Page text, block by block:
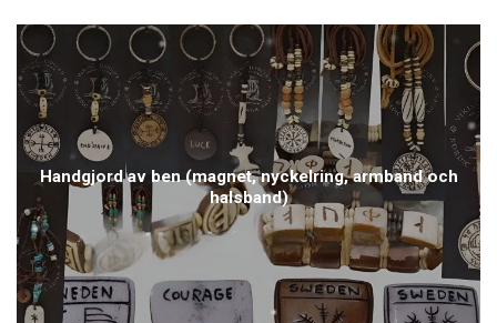
Handgjord av ben (magnet, nyckelring, armband och
halsband)